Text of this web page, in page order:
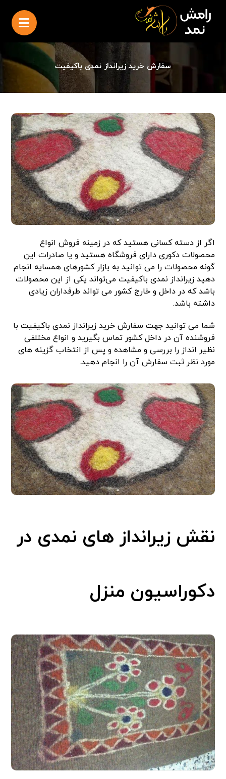
سفارش خرید زیرانداز نمدی باکیفیت
اگر از دسته کسانی هستید که در زمینه فروش انواع
محصولات دکوری دارای فروشگاه هستید و یا صادرات این
گونه محصولات را می توانید به بازار کشورهای همسایه انجام
دهید زیرانداز نمدی باکیفیت می‌تواند یکی از این محصولات
باشد که در داخل و خارج کشور می تواند طرفداران زیادی
داشته باشد.
شما می توانید جهت سفارش خرید زیرانداز نمدی باکیفیت با
فروشنده آن در داخل کشور تماس بگیرید و انواع مختلفی
نظیر انداز را بررسی و مشاهده و پس از انتخاب گزینه های
مورد نظر ثبت سفارش آن را انجام دهید.
نقش زیرانداز های نمدی در
دکوراسیون منزل